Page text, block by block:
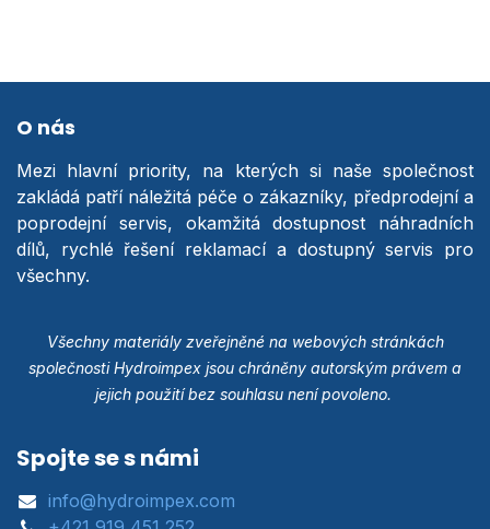
O nás
Mezi hlavní priority, na kterých si naše společnost
zakládá patří náležitá péče o zákazníky, předprodejní a
poprodejní servis, okamžitá dostupnost náhradních
dílů, rychlé řešení reklamací a dostupný servis pro
všechny.
Všechny materiály zveřejněné na webových stránkách
společnosti Hydroimpex jsou chráněny autorským právem a
jejich použití bez souhlasu není povoleno.
Spojte se s námi
info@hydroimpex.com